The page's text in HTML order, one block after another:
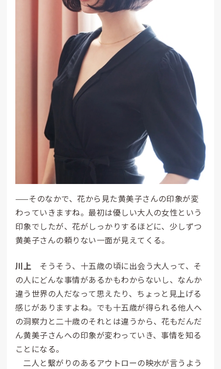
——そのなかで、花から見た黄美子さんの印象が変
わっていきますね。最初は優しい大人の女性という
印象でしたが、花がしっかりするほどに、少しずつ
黄美子さんの頼りない一面が見えてくる。
川上 そうそう、十五歳の頃に出会う大人って、そ
の人にどんな事情があるかもわからないし、なんか
違う世界の人だなって思えたり、ちょっと見上げる
感じがありますよね。でも十五歳が得られる他人へ
の洞察力と二十歳のそれとは違うから、花もだんだ
ん黄美子さんへの印象が変わっていき、事情を知る
ことになる。
二人と 繫がりのあるアウトローの映水が言うよう